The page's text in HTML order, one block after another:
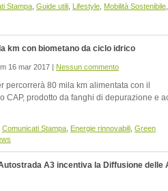
Stampa Guide utili Lifestyle Mobilità Sostenibile
km con biometano da ciclo idrico
16 mar 2017 | Nessun commento
percorrerà 80 mila km alimentata con il
CAP, prodotto da fanghi di depurazione e
Comunicati Stampa Energie rinnovabili Green
A3 incentiva la Diffusione delle